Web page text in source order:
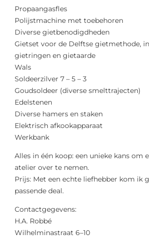
Propaangasfles
Polijstmachine met toebehoren
Diverse gietbenodigdheden
Gietset voor de Delftse gietmethode,
gietringen en gietaarde
Wals
Soldeerzilver 7 – 5 – 3
Goudsoldeer (diverse smelttrajecten)
Edelstenen
Diverse hamers en staken
Elektrisch afkookapparaat
Werkbank
Alles in één koop: een unieke kans om
atelier over te nemen.
Prijs: Met een echte liefhebber kom ik
passende deal.
Contactgegevens:
H.A. Robbé
Wilhelminastraat 6–10